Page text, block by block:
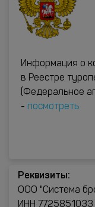
Информация о
в Реестре
(Федеральное
- посмотреть
Реквизиты:
ООО "Система
ИНН